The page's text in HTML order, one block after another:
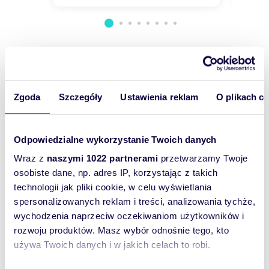
Zgoda Szczegóły Ustawienia reklam O plikach
Odpowiedzialne wykorzystanie Twoich danych
Wraz z naszymi 1022 partnerami przetwarzamy Twoje
osobiste dane, np. adres IP, korzystając z takich
technologii jak pliki cookie, w celu wyświetlania
spersonalizowanych reklam i treści, analizowania tychże,
wychodzenia naprzeciw oczekiwaniom użytkowników i
rozwoju produktów. Masz wybór odnośnie tego, kto
używa Twoich danych i w jakich celach to robi.
Wyślij
wiadomość
sposób, aby
właściciel
oferty
szybko się z
Tobą
skontaktował!